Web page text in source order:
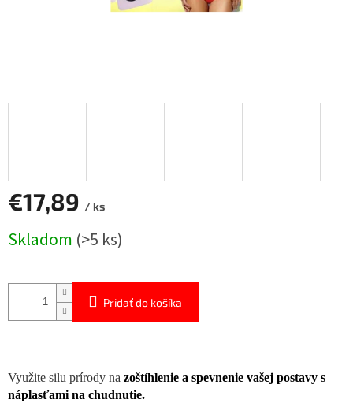
€17,89 / ks
cena:
Skladom (>5 ks)
Pridať do košíka
Využite silu prírody na zoštíhlenie a spevnenie vašej postavy s
náplasťami na chudnutie.